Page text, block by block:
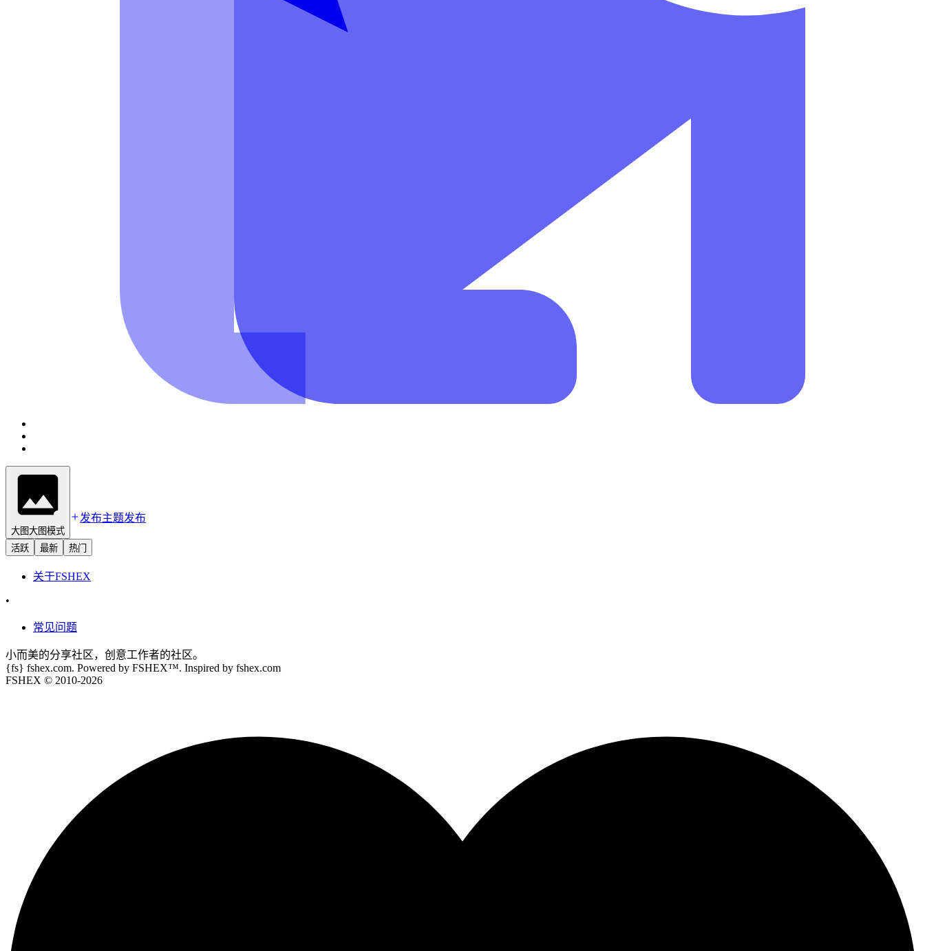
大图大图模式
发布主题发布
活跃 最新 热门
关于FSHEX
•
常见问题
小而美的分享社区，创意工作者的社区。
{fs} fshex.com. Powered by FSHEX™. Inspired by fshex.com
FSHEX © 2010-2026